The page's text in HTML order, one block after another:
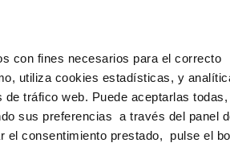
con fines necesarios para el correcto
utiliza cookies estadísticas, y
tráfico web. Puede aceptarlas todas,
sus preferencias a través del panel
consentimiento prestado, pulse el
ECOMMERCE LSSI CANAL DENUNCIAS